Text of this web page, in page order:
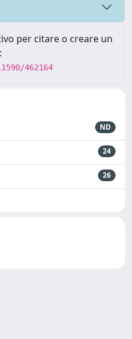
per citare o creare un
462164
ND
24
26